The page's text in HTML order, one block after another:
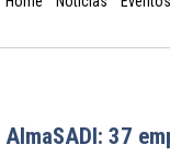
AlmaSADI: 37